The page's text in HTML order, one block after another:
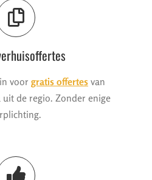
voor gratis offertes van
uit de regio. Zonder enige